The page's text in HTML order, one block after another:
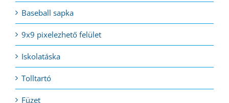
Baseball sapka
9x9 pixelezhető felület
Iskolatáska
Tolltartó
Füzet